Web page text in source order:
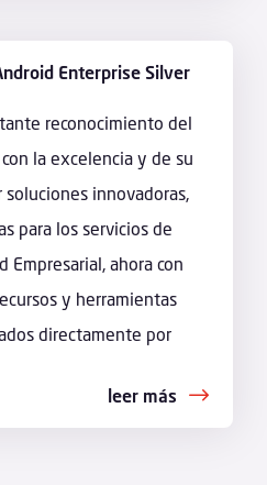
Enterprise Silver
reconocimiento del
la excelencia y de su
innovadoras,
para los servicios de
Empresarial, ahora con
y herramientas
directamente por
leer más